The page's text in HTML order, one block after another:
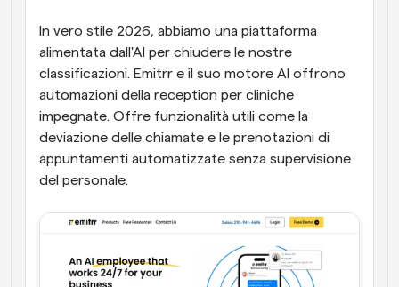
In vero stile 2026, abbiamo una piattaforma
alimentata dall'AI per chiudere le nostre
classificazioni. Emitrr e il suo motore AI offrono
automazioni della reception per cliniche
impegnate. Offre funzionalità utili come la
deviazione delle chiamate e le prenotazioni di
appuntamenti automatizzate senza supervisione
del personale.